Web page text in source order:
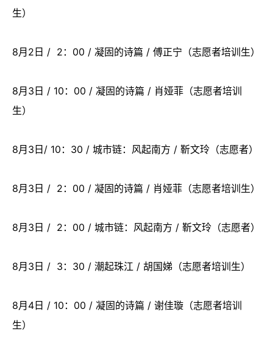
生）
8月2日 / 2：00 / 凝固的诗篇 / 傅正宁（志愿者培训生）
8月3日 / 10：00 / 凝固的诗篇 / 肖娅菲（志愿者培训
生）
8月3日/ 10：30 / 城市链：风起南方 / 靳文玲（志愿者）
8月3日 / 2：00 / 凝固的诗篇 / 肖娅菲（志愿者培训生）
8月3日 / 2：00 / 城市链：风起南方 / 靳文玲（志愿者）
8月3日 / 3：30 / 潮起珠江 / 胡国娣（志愿者培训生）
8月4日 / 10：00 / 凝固的诗篇 / 谢佳璇（志愿者培训
生）